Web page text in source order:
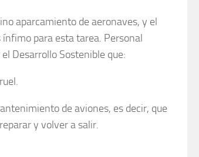
aparcamiento de aeronaves, y el
para esta tarea. Personal
Desarrollo Sostenible que:
de aviones, es decir, que
y volver a salir.